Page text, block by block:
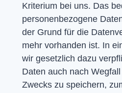
Kriterium bei uns. Das
personenbezogene
der Grund für die
mehr vorhanden ist. In
wir gesetzlich dazu
Daten auch nach
Zwecks zu speichern,